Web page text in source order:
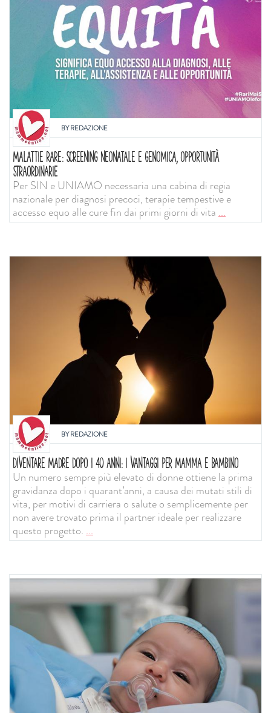
BYREDAZIONE
MALATTIE RARE: SCREENING NEONATALE E GENOMICA, OPPORTUNITÀ
STRAORDINARIE
Per SIN e UNIAMO necessaria una cabina di regia
nazionale per diagnosi precoci, terapie tempestive e
accesso equo alle cure fin dai primi giorni di vita ...
BYREDAZIONE
DIVENTARE MADRE DOPO I 40 ANNI: I VANTAGGI PER MAMMA E BAMBINO
Un numero sempre più elevato di donne ottiene la prima
gravidanza dopo i quarant’anni, a causa dei mutati stili di
vita, per motivi di carriera o salute o semplicemente per
non avere trovato prima il partner ideale per realizzare
questo progetto....